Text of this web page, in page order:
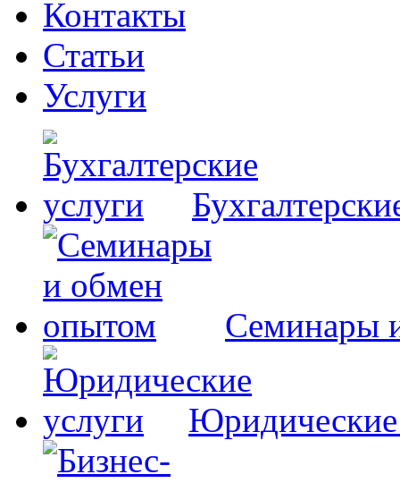
Контакты
Статьи
Услуги
Семинары
Юридические